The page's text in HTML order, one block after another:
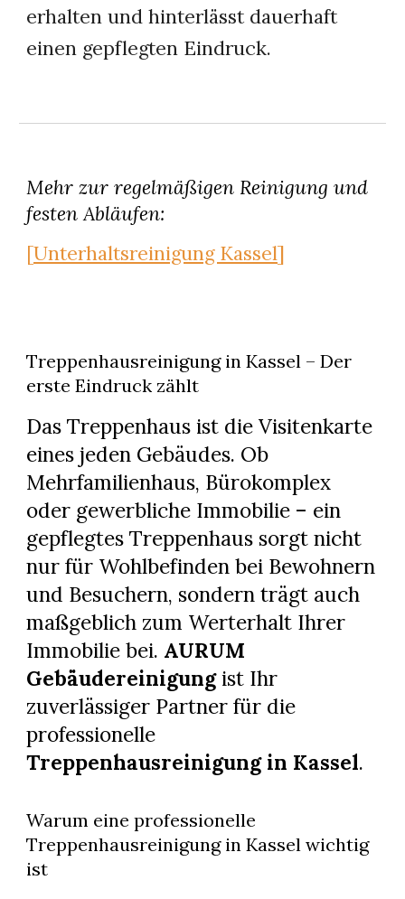
erhalten und hinterlässt dauerhaft
einen gepflegten Eindruck.
Mehr zur regelmäßigen Reinigung und
festen Abläufen:
[Unterhaltsreinigung Kassel]
Treppenhausreinigung in Kassel – Der
erste Eindruck zählt
Das Treppenhaus ist die Visitenkarte
eines jeden Gebäudes. Ob
Mehrfamilienhaus, Bürokomplex
oder gewerbliche Immobilie – ein
gepflegtes Treppenhaus sorgt nicht
nur für Wohlbefinden bei Bewohnern
und Besuchern, sondern trägt auch
maßgeblich zum Werterhalt Ihrer
Immobilie bei. AURUM
Gebäudereinigungist Ihr
zuverlässiger Partner für die
professionelle
Treppenhausreinigung in Kassel.
Warum eine professionelle
Treppenhausreinigung in Kassel wichtig
ist